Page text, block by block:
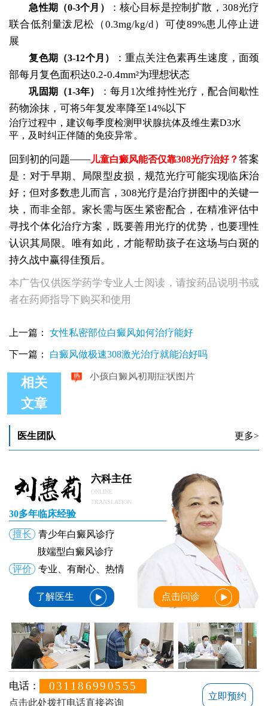
急性期（0-3个月）
：核心目标是控制扩散，308光疗
联合低剂量泼尼松（0.3mg/kg/d）可使89%患儿停止进
展
复色期（3-12个月）
：重点关注色素再生速度，面颈
部每月复色面积达0.2-0.4mm²为理想状态
巩固期（1-3年）
：每月1次维持性光疗，配合间歇性
药物涂抹，可将5年复发率降至14%以下
治疗过程中，建议每季度检测甲状腺抗体及维生素D3水
平，及时纠正伴随的免疫异常。
回到初的问题——儿童白癜风能否仅靠308光疗治好？答案
是：对于早期、局限型皮损，规范光疗可能实现临床治
好；但对多数患儿而言，308光疗是治疗拼图中的关键一
块，而非全部。家长需与医生紧密配合，在精准评估中
寻找个体化治疗方案，既要善用光疗的优势，也要理性
认识其局限。唯有如此，才能帮助孩子在这场与白斑的
持久战中赢得佳预后。
本广告仅供医学药学专业人士阅读，请按药品说明书或
者在药师指导下购买和使用
上一篇： 女性私密部位白癜风如何治疗能好
下一篇： 白癜风做极速308激光治疗就能治好吗
相关
文章
小孩白癜风只用308照射能治好吗
小孩白癜风照308激光一周几次合适
小孩白癜风初期症状图
小孩白癜风照308激光对皮肤有伤害吗
医生团队 更多>
六科主任
ONLINE
TRANSLATION
30多年临床经验
擅长
青少年白癜风诊疗
肢端型白癜风诊疗
评价
专业、有耐心、热情
了解医生 点击问诊
电话： 031186990555
点击此处拨打电话直接咨询
立即预约